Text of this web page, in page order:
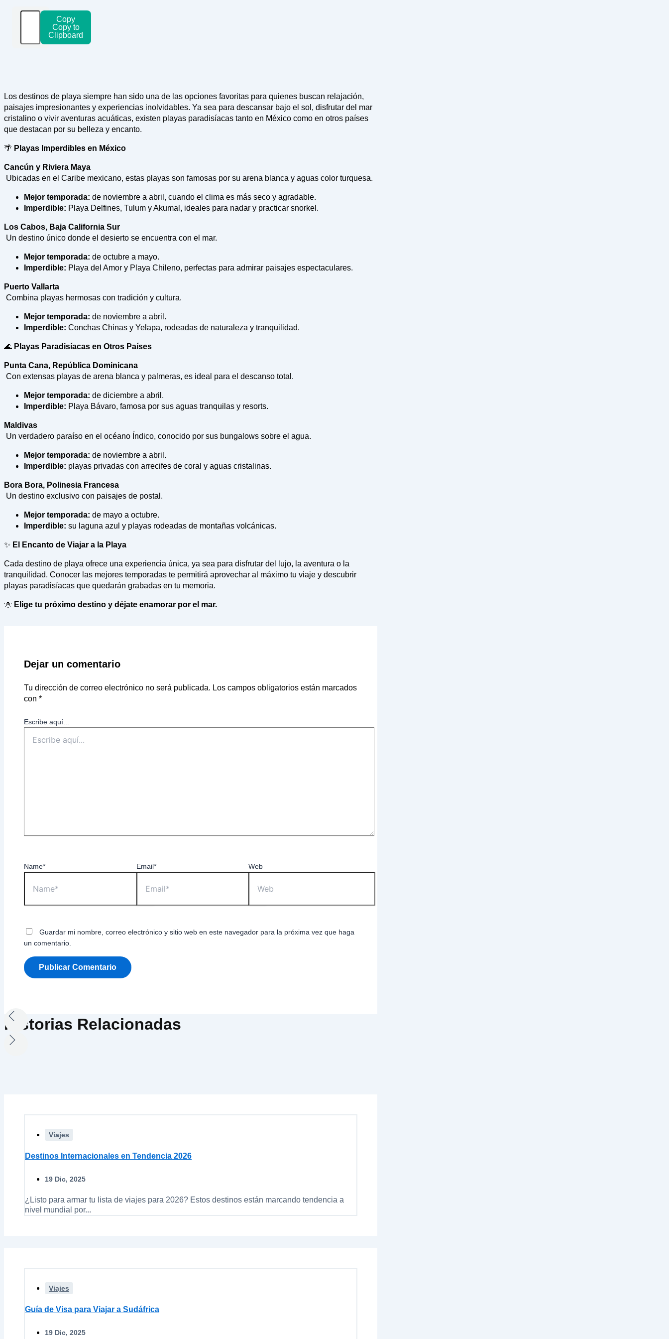
Copy
Copy to
Clipboard
Los destinos de playa siempre han sido una de las opciones favoritas para quienes buscan relajación,
paisajes impresionantes y experiencias inolvidables. Ya sea para descansar bajo el sol, disfrutar del mar
cristalino o vivir aventuras acuáticas, existen playas paradisíacas tanto en México como en otros países
que destacan por su belleza y encanto.
🌴 Playas Imperdibles en México
Cancún y Riviera Maya
Ubicadas en el Caribe mexicano, estas playas son famosas por su arena blanca y aguas color turquesa.
Mejor temporada: de noviembre a abril, cuando el clima es más seco y agradable.
Imperdible: Playa Delfines, Tulum y Akumal, ideales para nadar y practicar snorkel.
Los Cabos, Baja California Sur
Un destino único donde el desierto se encuentra con el mar.
Mejor temporada: de octubre a mayo.
Imperdible: Playa del Amor y Playa Chileno, perfectas para admirar paisajes espectaculares.
Puerto Vallarta
Combina playas hermosas con tradición y cultura.
Mejor temporada: de noviembre a abril.
Imperdible: Conchas Chinas y Yelapa, rodeadas de naturaleza y tranquilidad.
🌊 Playas Paradisíacas en Otros Países
Punta Cana, República Dominicana
Con extensas playas de arena blanca y palmeras, es ideal para el descanso total.
Mejor temporada: de diciembre a abril.
Imperdible: Playa Bávaro, famosa por sus aguas tranquilas y resorts.
Maldivas
Un verdadero paraíso en el océano Índico, conocido por sus bungalows sobre el agua.
Mejor temporada: de noviembre a abril.
Imperdible: playas privadas con arrecifes de coral y aguas cristalinas.
Bora Bora, Polinesia Francesa
Un destino exclusivo con paisajes de postal.
Mejor temporada: de mayo a octubre.
Imperdible: su laguna azul y playas rodeadas de montañas volcánicas.
✨ El Encanto de Viajar a la Playa
Cada destino de playa ofrece una experiencia única, ya sea para disfrutar del lujo, la aventura o la
tranquilidad. Conocer las mejores temporadas te permitirá aprovechar al máximo tu viaje y descubrir
playas paradisíacas que quedarán grabadas en tu memoria.
🌞 Elige tu próximo destino y déjate enamorar por el mar.
Dejar un comentario
Tu dirección de correo electrónico no será publicada. Los campos obligatorios están marcados
con *
Escribe aquí...
Name* Email* Web
Guardar mi nombre, correo electrónico y sitio web en este navegador para la próxima vez que haga
un comentario.
Historias Relacionadas
Viajes
Destinos Internacionales en Tendencia 2026
19 Dic, 2025
¿Listo para armar tu lista de viajes para 2026? Estos destinos están marcando tendencia a
nivel mundial por...
Viajes
Guía de Visa para Viajar a Sudáfrica
19 Dic, 2025